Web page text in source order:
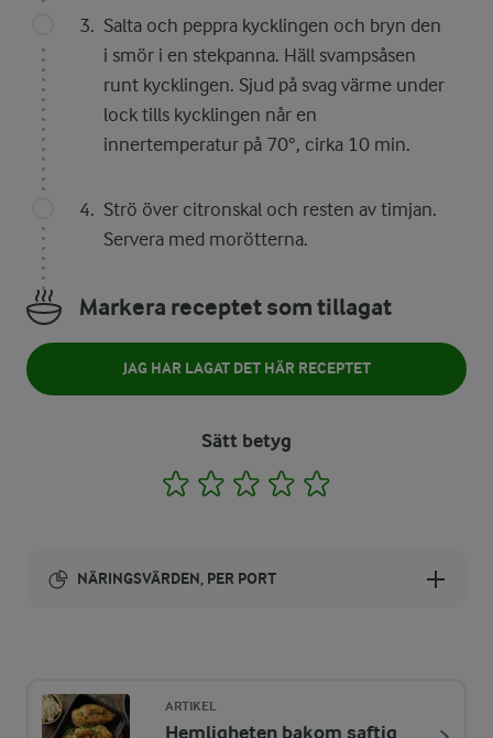
Salta och peppra kycklingen och bryn den
i smör i en stekpanna. Häll svampsåsen
runt kycklingen. Sjud på svag värme under
lock tills kycklingen når en
innertemperatur på 70°, cirka 10 min.
Strö över citronskal och resten av timjan.
Servera med morötterna.
Markera receptet som tillagat
JAG HAR LAGAT DET HÄR RECEPTET
Sätt betyg
1 2 3 4
NÄRINGSVÄRDEN, PER PORT
ARTIKEL
Hemligheten bakom saftig